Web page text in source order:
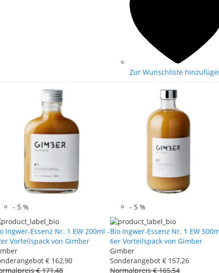
Zur Wunschliste
- 5 %
Ingwer-Essenz Nr. 1 EW 200ml -
Vorteilspack von Gimber
€ 162,90
€ 171,48
- 5 %
Bio Ingwer-Essenz Nr. 1 EW
6er Vorteilspack von Gimber
Gimber
Sonderangebot € 157,26
Normalpreis € 165,54